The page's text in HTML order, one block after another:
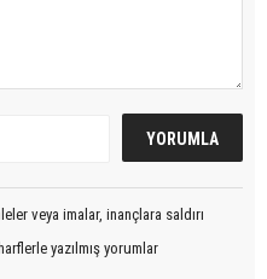
veya imalar, inançlara saldırı
yazılmış yorumlar